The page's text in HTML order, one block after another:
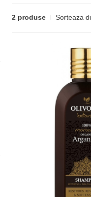
2 produse Sorteaza